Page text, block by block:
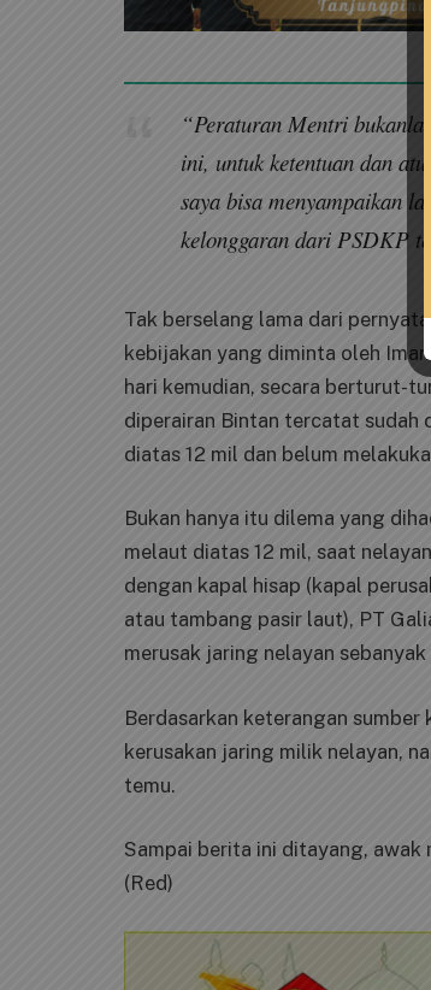
“Peraturan Mentri
ini, untuk ketentuan dan
saya bisa menyampaikan
kelonggaran dari PSDKP
Tak berselang lama dari
kebijakan yang diminta oleh
hari kemudian, secara berturut-
diperairan Bintan tercatat sudah
diatas 12 mil dan belum
Bukan hanya itu dilema yang
melaut diatas 12 mil, saat
dengan kapal hisap (kapal
atau tambang pasir laut), PT
merusak jaring nelayan
Berdasarkan keterangan
kerusakan jaring milik nelayan,
temu.
Sampai berita ini ditayang,
(Red)